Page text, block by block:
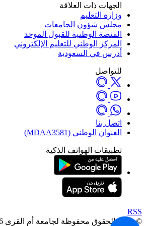
الجهات ذات العلاقة
وزارة التعليم
مجلس شؤون الجامعات
المنصة الوطنية للقبول الموحد
المركز الوطني للتعليم الإلكتروني
أدرس في السعودية
للتواصل
اتصل بنا
العنوان الوطني (MDAA3581)
تطبيقات الهواتف الذكية
RSS
© جميع الحقوق محفوظة لجامعة أم القرى 2026 v3.0.515-s134